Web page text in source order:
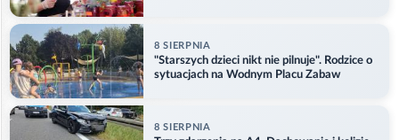
8 SIERPNIA
"Starszych dzieci nikt nie pilnuje". Rodzice o
sytuacjach na Wodnym Placu Zabaw
8 SIERPNIA